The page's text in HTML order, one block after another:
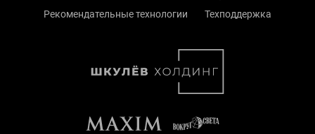
Рекомендательные технологии
Техподдержка